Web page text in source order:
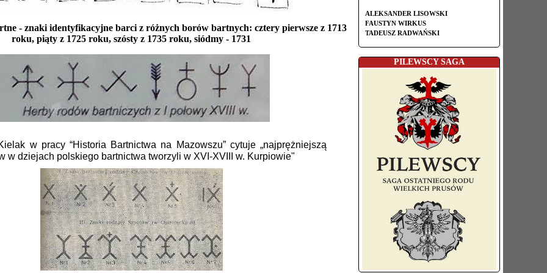
ALEKSANDER LISOWSKI
FAUSTYN WIRKUS
TADEUSZ RADWAŃSKI
PILEWSCY SAGA
- znaki identyfikacyjne barci z różnych borów bartnych: cztery pierwsze z 1713
roku, piąty z 1725 roku, szósty z 1735 roku, siódmy - 1731
w pracy “Historia Bartnictwa na Mazowszu” cytuje „najprężniejszą
w dziejach polskiego bartnictwa tworzyli w XVI-XVIII w. Kurpiowie"